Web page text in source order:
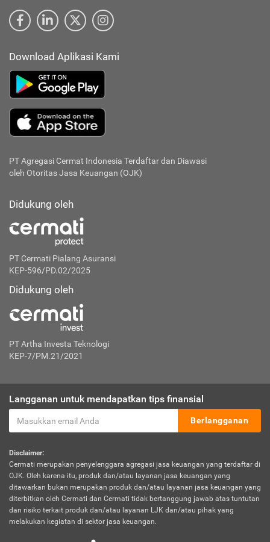
Download Aplikasi Kami
PT Agregasi Cermat Indonesia Terdaftar dan Diawasi
oleh Otoritas Jasa Keuangan (OJK)
Didukung oleh
PT Cermati Pialang Asuransi
KEP-596/PD.02/2025
Didukung oleh
PT Artha Investa Teknologi
KEP-7/PM.21/2021
Langganan untuk mendapatkan tips finansial
Berlangganan
Disclaimer:
Cermati merupakan penyelenggara agregasi jasa keuangan yang terdaftar di
OJK. Oleh karena itu, produk dan/atau layanan jasa keuangan yang
ditawarkan bukan merupakan produk dan/atau layanan jasa keuangan yang
diterbitkan oleh Cermati dan Cermati tidak bertanggung jawab atas tuntutan
dan risiko terkait produk dan/atau layanan LJK dan/atau pihak yang
melakukan kegiatan di sektor jasa keuangan.